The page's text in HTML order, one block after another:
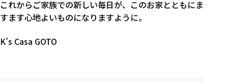
これからご家族での新しい毎日が、このお家とともにま
すます心地よいものになりますように。
K’s Casa GOTO